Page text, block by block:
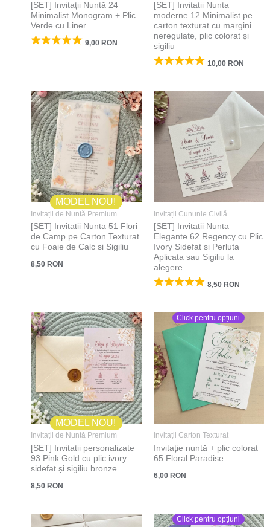
[SET] Invitații Nuntă 24
Minimalist Monogram + Plic
Verde cu Liner
9,00 RON
[SET] Invitatii Nunta
moderne 12 Minimalist pe
carton texturat cu margini
neregulate, plic colorat și
sigiliu
10,00 RON
MODEL NOU!
Invitații de Nuntă Premium
[SET] Invitatii Nunta 51 Flori
de Camp pe Carton Texturat
cu Foaie de Calc si Sigiliu
8,50 RON
Invitații Cununie Civilă
[SET] Invitatii Nunta
Elegante 62 Regency cu Plic
Ivory Sidefat si Perluta
Aplicata sau Sigiliu la
alegere
8,50 RON
MODEL NOU!
Invitații de Nuntă Premium
[SET] Invitatii personalizate
93 Pink Gold cu plic ivory
sidefat și sigiliu bronze
8,50RON
Click pentru opțiuni
Invitații Carton Texturat
Invitație nuntă + plic colorat
65 Floral Paradise
6,00 RON
Click pentru opțiuni